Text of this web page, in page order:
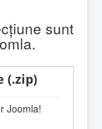
sunt
(.zip)
Joomla!